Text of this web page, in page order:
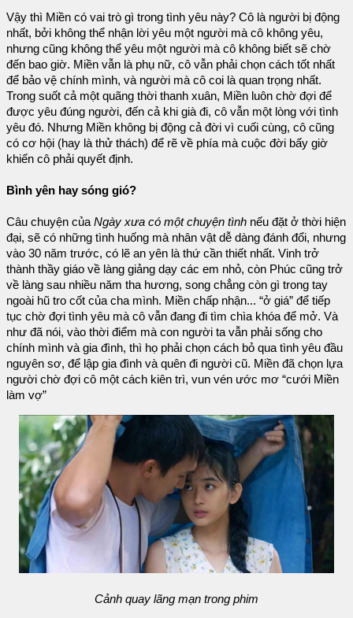
Vậy thì Miền có vai trò gì trong tình yêu này? Cô là người bị động
nhất, bởi không thể nhận lời yêu một người mà cô không yêu,
nhưng cũng không thể yêu một người mà cô không biết sẽ chờ
đến bao giờ. Miền vẫn là phụ nữ, cô vẫn phải chọn cách tốt nhất
để bảo vệ chính mình, và người mà cô coi là quan trọng nhất.
Trong suốt cả một quãng thời thanh xuân, Miền luôn chờ đợi để
được yêu đúng người, đến cả khi già đi, cô vẫn một lòng với tình
yêu đó. Nhưng Miền không bị động cả đời vì cuối cùng, cô cũng
có cơ hội (hay là thử thách) để rẽ về phía mà cuộc đời bấy giờ
khiến cô phải quyết định.
Bình yên hay sóng gió?
Câu chuyện của Ngày xưa có một chuyện tình nếu đặt ở thời hiện
đại, sẽ có những tình huống mà nhân vật dễ dàng đánh đổi, nhưng
vào 30 năm trước, có lẽ an yên là thứ cần thiết nhất. Vinh trở
thành thầy giáo về làng giảng dạy các em nhỏ, còn Phúc cũng trở
về làng sau nhiều năm tha hương, song chẳng còn gì trong tay
ngoài hũ tro cốt của cha mình. Miền chấp nhận... “ở giá” để tiếp
tục chờ đợi tình yêu mà cô vẫn đang đi tìm chìa khóa để mở. Và
như đã nói, vào thời điểm mà con người ta vẫn phải sống cho
chính mình và gia đình, thì họ phải chọn cách bỏ qua tình yêu đầu
nguyên sơ, để lập gia đình và quên đi người cũ. Miền đã chọn lựa
người chờ đợi cô một cách kiên trì, vun vén ước mơ “cưới Miền
làm vợ”
Cảnh quay lãng mạn trong phim